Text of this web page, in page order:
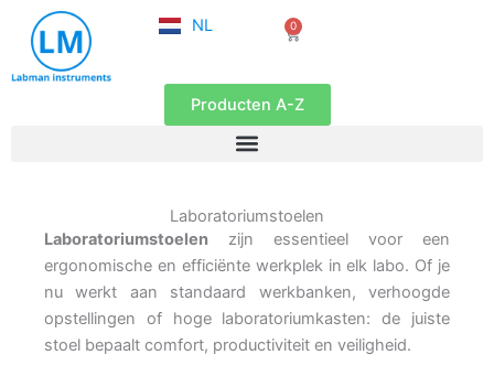
naar
NL
EN
0
Winkelwagen
Producten A-Z
Laboratoriumstoelen
Laboratoriumstoelen zijn essentieel voor een
ergonomische en efficiënte werkplek in elk labo. Of je
nu werkt aan standaard werkbanken, verhoogde
opstellingen of hoge laboratoriumkasten: de juiste
stoel bepaalt comfort, productiviteit en veiligheid.